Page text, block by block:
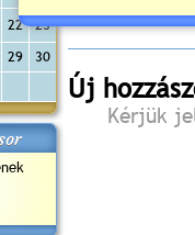
22
23
29
30
Új
Kérjük